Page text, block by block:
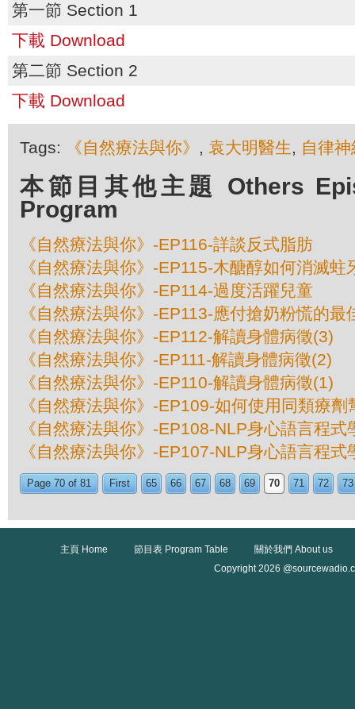
第一節 Section 1
下載 Download
第二節 Section 2
下載 Download
Tags: 《自然療法與你》 , 袁大明醫生, 自律神
本節目其他主題 Others
Program
《自然療法與你》-EP116-詳談反式脂肪
《自然療法與你》-EP115-木醣醇如何消滅蛀
《自然療法與你》-EP114-過度活躍兒童
《自然療法與你》-EP113-應付搶奶粉慌的最
《自然療法與你》-EP112-解讀身體病徵(3)
《自然療法與你》-EP111-解讀身體病徵(2)
《自然療法與你》-EP110-解讀身體病徵(1)
《自然療法與你》-EP109-如何使用同類療
《自然療法與你》-EP108-NLP身心語言程式
《自然療法與你》-EP107-NLP身心語言程式
Page 70 of 81 First 65 66 67 68 69 70 71 72 73
主頁 Home 節目表 Program Table
關於我們 About us
Copyright 2026